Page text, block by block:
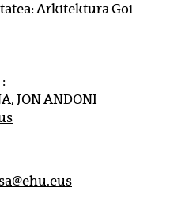
Arkitektura Goi
JON ANDONI